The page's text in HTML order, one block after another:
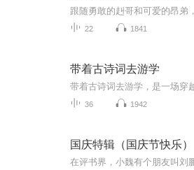
22 1841
带着古诗词去游学
36 1942
国庆特辑（国庆节快乐）